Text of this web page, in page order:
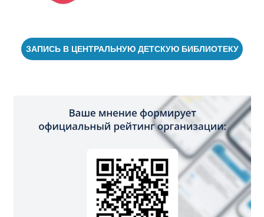
ЗАПИСЬ В ЦЕНТРАЛЬНУЮ ДЕТСКУЮ БИБЛИОТЕКУ